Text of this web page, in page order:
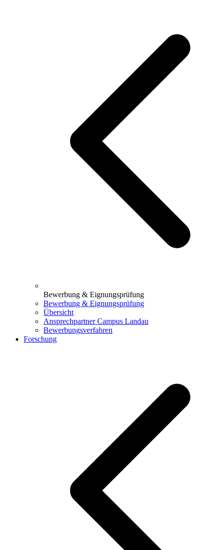
Bewerbung & Eignungsprüfung
Bewerbung & Eignungsprüfung
Übersicht
Ansprechpartner Campus Landau
Bewerbungsverfahren
Forschung